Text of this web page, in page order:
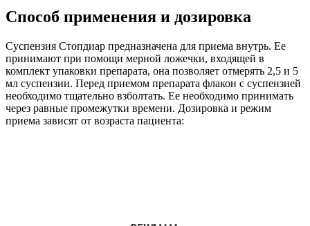
Способ применения и дозировка
Суспензия Стопдиар предназначена для приема внутрь. Ее
принимают при помощи мерной ложечки, входящей в
комплект упаковки препарата, она позволяет отмерять 2,5 и 5
мл суспензии. Перед приемом препарата флакон с суспензией
необходимо тщательно взболтать. Ее необходимо принимать
через равные промежутки времени. Дозировка и режим
приема зависят от возраста пациента: